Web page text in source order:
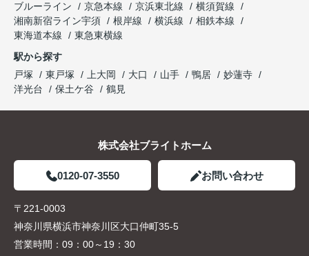
ブルーライン
京急本線 京浜東北線
横須賀線
湘南新宿ライン宇須
根岸線 横浜線
相鉄本線
東海道本線
東急東横線
駅から探す
戸塚
東戸塚 上大岡 大口 山手 鴨居
妙蓮寺
洋光台
保土ケ谷 鶴見
株式会社ブライトホーム
0120-07-3550 お問い合わせ
〒221-0003
神奈川県横浜市神奈川区大口仲町35-5
営業時間： 09：00～19：30